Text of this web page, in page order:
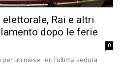
elettorale, Rai e altri
dopo le ferie
0
un mese. Ieri l’ultima seduta